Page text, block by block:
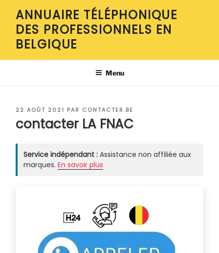
contenu
principal
ANNUAIRE TÉLÉPHONIQUE
DES PROFESSIONNELS EN
BELGIQUE
Menu
PUBLIÉ
22 AOÛT 2021 PAR CONTACTER.BE
contacter LA FNAC
Service indépendant : Assistance non affiliée aux
marques. En savoir plus